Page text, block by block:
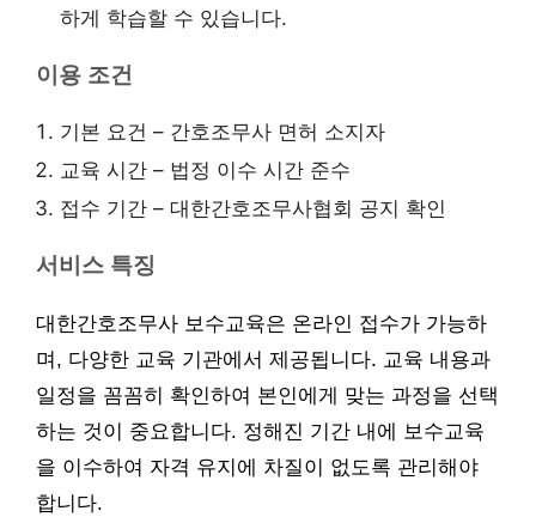
하게 학습할 수 있습니다.
이용 조건
기본 요건 – 간호조무사 면허 소지자
교육 시간 – 법정 이수 시간 준수
접수 기간 – 대한간호조무사협회 공지 확인
서비스 특징
대한간호조무사 보수교육은 온라인 접수가 가능하
며, 다양한 교육 기관에서 제공됩니다. 교육 내용과
일정을 꼼꼼히 확인하여 본인에게 맞는 과정을 선택
하는 것이 중요합니다. 정해진 기간 내에 보수교육
을 이수하여 자격 유지에 차질이 없도록 관리해야
합니다.